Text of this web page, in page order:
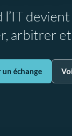
l’IT
arbitrer
un échange